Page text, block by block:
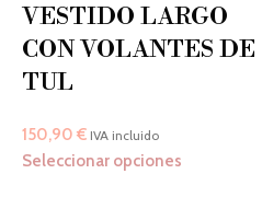
VESTIDO LARGO
CON VOLANTES DE
TUL
150,90 € IVA incluido
Seleccionar opciones